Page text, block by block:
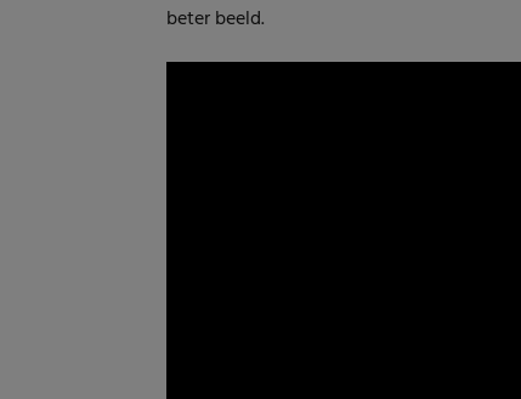
beter beeld.